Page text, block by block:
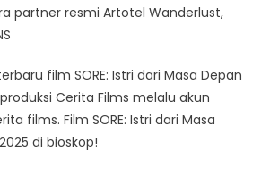
partner resmi Artotel Wanderlust,
film SORE: Istri dari Masa Depan
Cerita Films melalu akun
films. Film SORE: Istri dari Masa
di bioskop!